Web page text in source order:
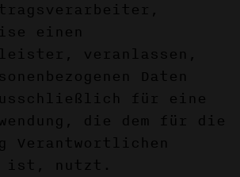
einen
veranlassen,
Daten
für eine
die dem für die
Verantwortlichen
ist, nutzt.